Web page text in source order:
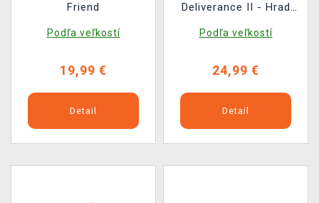
Friend
Podľa veľkostí
19,99 €
Detail
Deliverance II - Hrad
Podľa veľkostí
24,99 €
Detail